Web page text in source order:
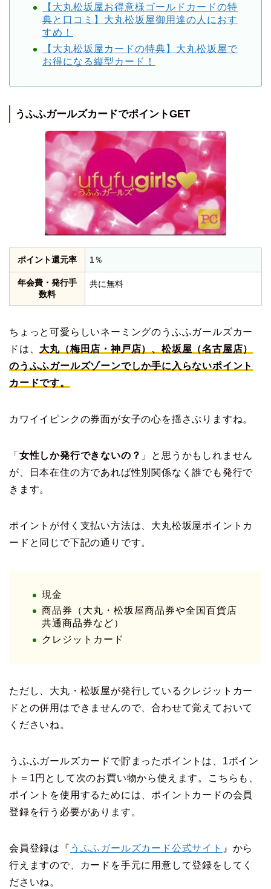
【大丸松坂屋お得意様ゴールドカードの特
典と口コミ】大丸松坂屋御用達の人におす
すめ！
【大丸松坂屋カードの特典】大丸松坂屋で
お得になる縦型カード！
うふふガールズカードでポイントGET
ポイント還元率 1％
年会費・発行手
数料
共に無料
ちょっと可愛らしいネーミングのうふふガールズカー
ドは、 大丸（梅田店・神戸店）、松坂屋（名古屋店）
のうふふガールズゾーンでしか手に入らないポイント
カードです。
カワイイピンクの券面が女子の心を揺さぶりますね。
「 女性しか発行できないの？ 」と思うかもしれません
が、日本在住の方であれば性別関係なく誰でも発行で
きます。
ポイントが付く支払い方法は、大丸松坂屋ポイントカ
ードと同じで下記の通りです。
現金
商品券（大丸・松坂屋商品券や全国百貨店
共通商品券など）
クレジットカード
ただし、大丸・松坂屋が発行しているクレジットカー
ドとの併用はできませんので、合わせて覚えておいて
くださいね。
うふふガールズカードで貯まったポイントは、1ポイン
ト＝1円として次のお買い物から使えます。こちらも、
ポイントを使用するためには、ポイントカードの会員
登録を行う必要があります。
会員登録は『 うふふガールズカード公式サイト 』から
行えますので、カードを手元に用意して登録をしてく
ださいね。